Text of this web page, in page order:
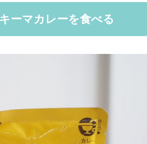
ーマカレーを食べる